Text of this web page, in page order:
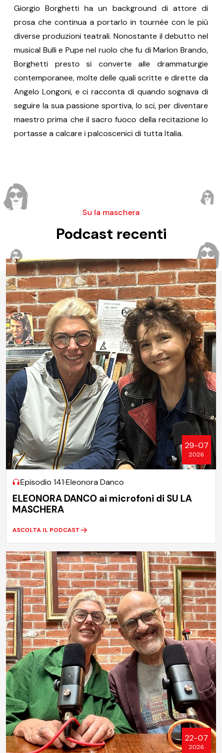
Giorgio Borghetti ha un background di attore di
prosa che continua a portarlo in tournée con le più
diverse produzioni teatrali. Nonostante il debutto nel
musical Bulli e Pupe nel ruolo che fu di Marlon Brando,
Borghetti presto si converte alle drammaturgie
contemporanee, molte delle quali scritte e dirette da
Angelo Longoni, e ci racconta di quando sognava di
seguire la sua passione sportiva, lo sci, per diventare
maestro prima che il sacro fuoco della recitazione lo
portasse a calcare i palcoscenici di tutta Italia.
Su la maschera
Podcast recenti
29-07
2026
Episodio 141 Eleonora Danco
ELEONORA DANCO ai microfoni di SU LA
MASCHERA
ASCOLTA IL PODCAST
22-07
2026